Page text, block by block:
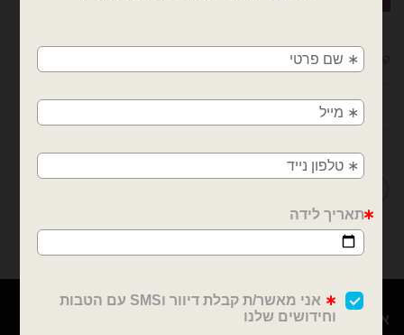
קטגוריה: פורים
חוות דעת (0)
מדיניות החלפות / החזרות
אודות
משלוחים מהיום למחר!
חולון, בת ים, תל אביב, ראשון לציון, גבעתיים, רמת
גן, בני ברק, אזור, נס ציונה, רמלה, לוד, אשדוד, יבנה,